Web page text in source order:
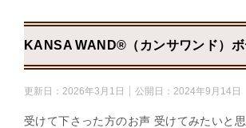
KANSA WAND®（カンサワンド）ボ
更新日： 2026年3月1日 公開日： 2024年9月14日
受けて下さった方のお声 受けてみたいと